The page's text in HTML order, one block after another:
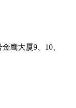
鹰大厦9、10、